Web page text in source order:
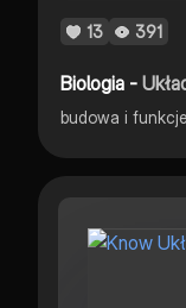
13 391
Biologia -